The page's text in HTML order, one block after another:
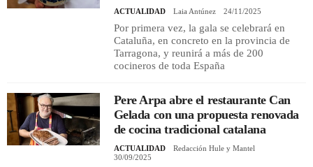
ACTUALIDAD Laia Antúnez 24/11/2025
Por primera vez, la gala se celebrará en
Cataluña, en concreto en la provincia de
Tarragona, y reunirá a más de 200
cocineros de toda España
Pere Arpa abre el restaurante Can
Gelada con una propuesta renovada
de cocina tradicional catalana
ACTUALIDAD
Redacción Hule y Mantel
30/09/2025